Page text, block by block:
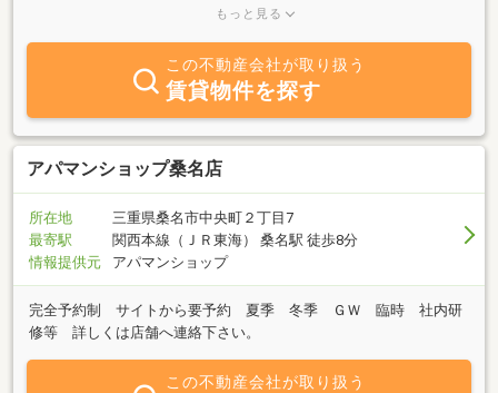
ております。不動産に関するご相談、資料提供は無料で行っており
気軽にお問合わせください。お客様のご要望に合わせた情報収集と
サービスの提供で、ご満足いただける物件が見つかるよう努めてま
いります。土地や住宅を売りたい方、買いたい方、お手持ちの不動
産の管理や活用でお悩みの方、まずは一度ご相談ください。お客様
に最良の選択をして喜んでいただけるよう、全力でサポートさせて
いただきます。
もっと見る
この不動産会社が取り扱う
賃貸物件を探す
アパマンショップ桑名店
所在地
三重県桑名市中央町２丁目7
最寄駅
関西本線（ＪＲ東海） 桑名駅 徒歩8分
情報提供元
アパマンショップ
完全予約制 サイトから要予約 夏季 冬季 ＧＷ 臨時 社内研
修等 詳しくは店舗へ連絡下さい。
この不動産会社が取り扱う